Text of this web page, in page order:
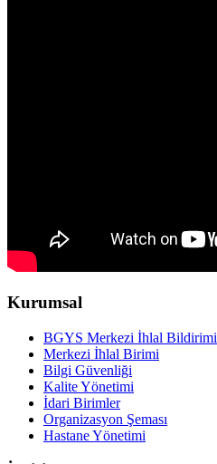
Kurumsal
BGYS Merkezi İhlal Bildirimi
Merkezi İhlal Birimi
Bilgi Güvenliği
Kalite Yönetimi
İdari Birimler
Organizasyon Şeması
Hastane Yönetimi